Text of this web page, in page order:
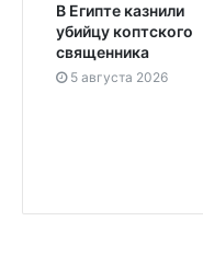
В Египте казнили
убийцу коптского
священника
5 августа 2026